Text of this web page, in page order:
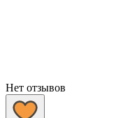
Нет отзывов